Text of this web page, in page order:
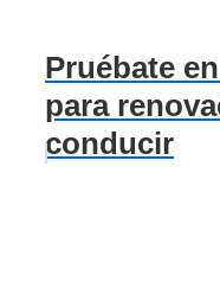
Pruébate
para
conducir